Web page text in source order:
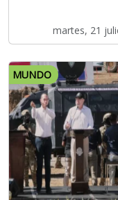
martes, 21
MUNDO